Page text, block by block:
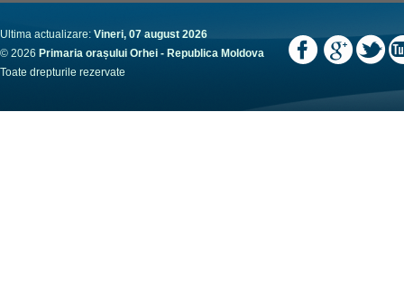
Ultima actualizare: Vineri, 07 august 2026
© 2026 Primaria orașului Orhei - Republica Moldova
Toate drepturile rezervate